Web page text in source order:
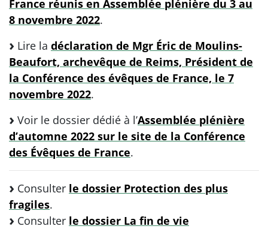
France réunis en Assemblée plénière du 3 au
8 novembre 2022.
Lire la déclaration de Mgr Éric de Moulins-
Beaufort, archevêque de Reims, Président de
la Conférence des évêques de France, le 7
novembre 2022.
Voir le dossier dédié à l’Assemblée plénière
d’automne 2022 sur le site de la Conférence
des Évêques de France.
Consulter le dossier Protection des plus
fragiles.
Consulter le dossier La fin de vie